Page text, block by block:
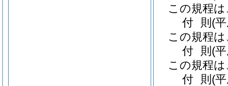
この規程
付 則 (
この規程
付 則 (
この規程
付 則 (